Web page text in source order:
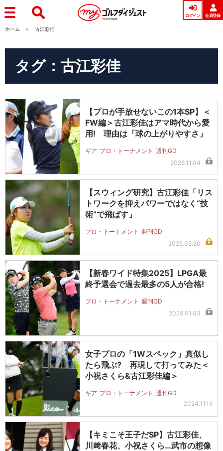
ログイン 会員登録
ホーム 古江彩佳
タグ：古江彩佳
【プロが手放せないこの1本SP】＜
FW編＞古江彩佳はアマ時代から愛
用! 理由は「球の上がりやすさ」
ギア プロ・トーナメント 週刊GD
2025.11.04
【スウィング研究】古江彩佳「リス
トワークを抑えパワーではなく“技
術”で飛ばす」
プロ・トーナメント 週刊GD
2025.05.20
【新春ワイド特集2025】LPGA最
終予選会で過去最多の5人が合格!
プロ・トーナメント 週刊GD
2025.01.03
女子プロの「1Wスペック」真似し
たら飛ぶ? 再現して打ってみた＜
小祝さくら&古江彩佳編＞
ギア プロ・トーナメント 週刊GD
2024.11.16
【キミこそ王子だSP】古江彩佳、
川﨑春花、小祝さくら…武市の想像